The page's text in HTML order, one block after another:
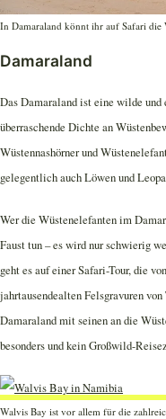
In Damaraland könnt ihr auf Safari die
Damaraland
Das Damaraland ist eine wilde
überraschende Dichte an
Wüstennashörner und
gelegentlich auch Löwen und
Wer die Wüstenelefanten im
Faust tun – es wird nur schwierig
geht es auf einer Safari-Tour, die
jahrtausendealten Felsgravuren
Damaraland mit seinen an die
besonders und kein Großwild-
Walvis Bay ist vor allem für die